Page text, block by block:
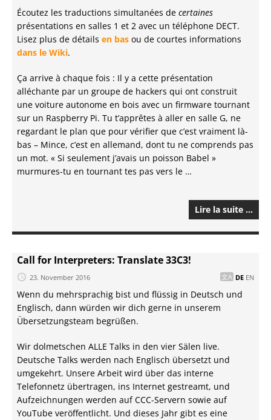
Écoutez les traductions simultanées de certaines
présentations en salles 1 et 2 avec un téléphone DECT.
Lisez plus de détails en bas ou de courtes informations
dans le Wiki.
Ça arrive à chaque fois : Il y a cette présentation
alléchante par un groupe de hackers qui ont construit
une voiture autonome en bois avec un firmware tournant
sur un Raspberry Pi. Tu t’apprêtes à aller en salle G, ne
regardant le plan que pour vérifier que c’est vraiment là-
bas – Mince, c’est en allemand, dont tu ne comprends pas
un mot. « Si seulement j’avais un poisson Babel »
murmures-tu en tournant tes pas vers le …
Lire la suite …
Call for Interpreters: Translate 33C3!
23. November 2016 DE EN
Wenn du mehrsprachig bist und flüssig in Deutsch und
Englisch, dann würden wir dich gerne in unserem
Übersetzungsteam begrüßen.
Wir dolmetschen ALLE Talks in den vier Sälen live.
Deutsche Talks werden nach Englisch übersetzt und
umgekehrt. Unsere Arbeit wird über das interne
Telefonnetz übertragen, ins Internet gestreamt, und
Aufzeichnungen werden auf CCC-Servern sowie auf
YouTube veröffentlicht. Und dieses Jahr gibt es eine